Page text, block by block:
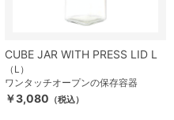
CUBE JAR WITH PRESS LID L
（L）
ワンタッチオープンの保存容器
￥3,080 （税込）